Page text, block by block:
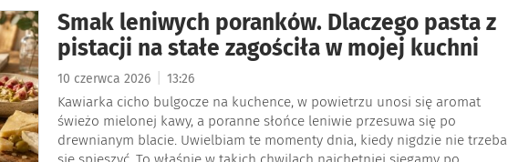
Smak leniwych poranków. Dlaczego pasta z
pistacji na stałe zagościła w mojej kuchni
10 czerwca 2026 13:26
Kawiarka cicho bulgocze na kuchence, w powietrzu unosi się aromat
świeżo mielonej kawy, a poranne słońce leniwie przesuwa się po
drewnianym blacie. Uwielbiam te momenty dnia, kiedy nigdzie nie trzeba